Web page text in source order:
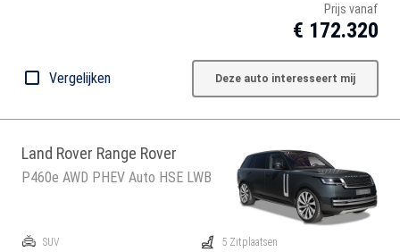
Prijs vanaf
€ 172.320
Vergelijken Deze auto interesseert mij
Land Rover Range Rover
P460e AWD PHEV Auto HSE LWB
SUV 5 Zitplaatsen